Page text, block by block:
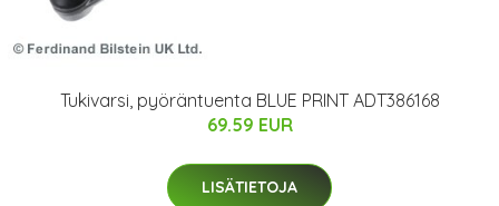
Tukivarsi, pyöräntuenta BLUE PRINT ADT386168
69.59 EUR
LISÄTIETOJA